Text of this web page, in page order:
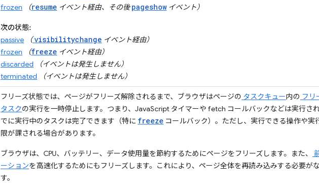
frozen
（resume イベント経由、その後pageshow イベント）
次の状態:
passive
（visibilitychange イベント経由）
frozen
（freeze イベント経由）
discarded
（イベントは発生しません）
terminated
（イベントは発生しません）
フリーズ状態では、ページがフリーズ解除されるまで、ブラウザはページの タスクキュー内の フリ
タスクの実行を一時停止します。 つまり、JavaScript タイマーや fetch コールバックなどは実行さ
でに実行中のタスクは完了できます（特に freeze コールバック）。ただし、実行できる操作や実
限が課される場合があります。
ブラウザは、CPU、バッテリー、データ使用量を節約するためにページをフリーズします。また、
ーションを高速化するためにもフリーズします。これにより、ページ全体を再読み込みする必要が
す。